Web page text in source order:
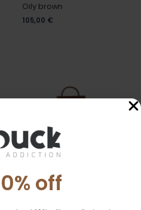
off
Oily brown
105,00 €
Small leather backpack